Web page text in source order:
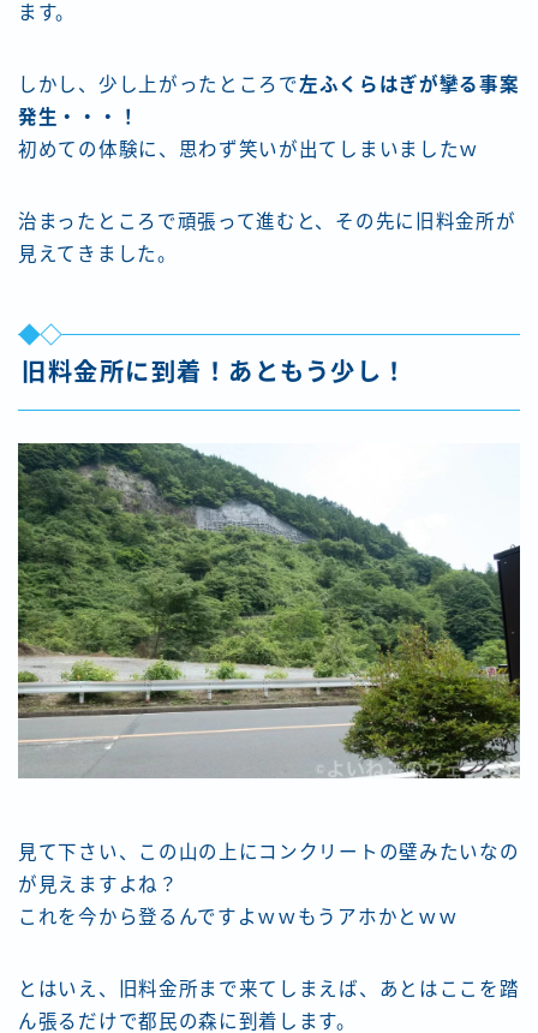
ます。
しかし、少し上がったところで左ふくらはぎが攣る事案
発生・・・！
初めての体験に、思わず笑いが出てしまいましたｗ
治まったところで頑張って進むと、その先に旧料金所が
見えてきました。
旧料金所に到着！あともう少し！
見て下さい、この山の上にコンクリートの壁みたいなの
が見えますよね？
これを今から登るんですよｗｗもうアホかとｗｗ
とはいえ、旧料金所まで来てしまえば、あとはここを踏
ん張るだけで都民の森に到着します。